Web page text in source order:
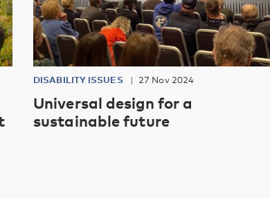
DISABILITY ISSUES 27 Nov 2024
Universal design for a
sustainable future